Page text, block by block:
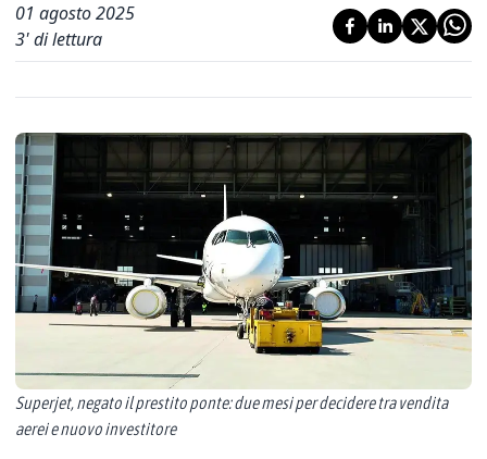
01 agosto 2025
3' di lettura
Superjet, negato il prestito ponte: due mesi per decidere tra vendita
aerei e nuovo investitore